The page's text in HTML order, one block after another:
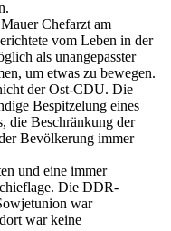
Chefarzt am
vom Leben in der
als unangepasster
um etwas zu bewegen.
der Ost-CDU. Die
Bespitzelung eines
die Beschränkung der
Bevölkerung immer
und eine immer
Die DDR-
war
war keine